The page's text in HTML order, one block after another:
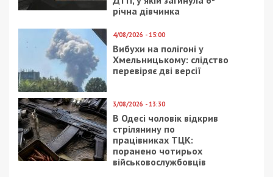
Их уже успели обжить бездомные или завалить
мусором местные жители.
“Один из входов в бомбоубежище привален
плитами. По большому счету пройти сюда можно,
но достаточно сложно. Размер его немаленький,
это три секции под землей, которые могут
вместить в себя до 300 человек”, – рассказывает
активист.
Если верить архивным документам, то в 1993
году в городе было 4 сотни укрытий.